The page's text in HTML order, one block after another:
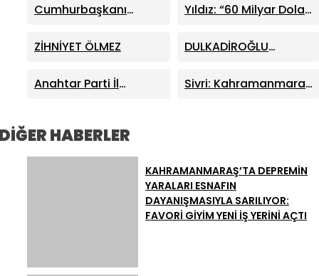
Cumhurbaşkanı
Ortaokulu Şehitlerinin
Aileleriyle Bir Araya
Yıldız: “60 Milyar Dolar
Türkiye Çok Farklı Bir
Noktada Olurdu”
ZİHNİYET ÖLMEZ
DULKADİROĞLU
AYI MECLİS TOPLANTISI
GERÇEKLEŞTİRİLDİ
Anahtar Parti İl
Yıkım Kararlarında
Vatandaşa Bedel
Ödetilemez”
Sivri: Kahramanmaraş
HABERLER
KAHRAMANMARAŞ’TA DEPREMİN
YARALARI ESNAFIN
DAYANIŞMASIYLA SARILIYOR:
FAVORİ GİYİM YENİ İŞ YERİNİ AÇTI